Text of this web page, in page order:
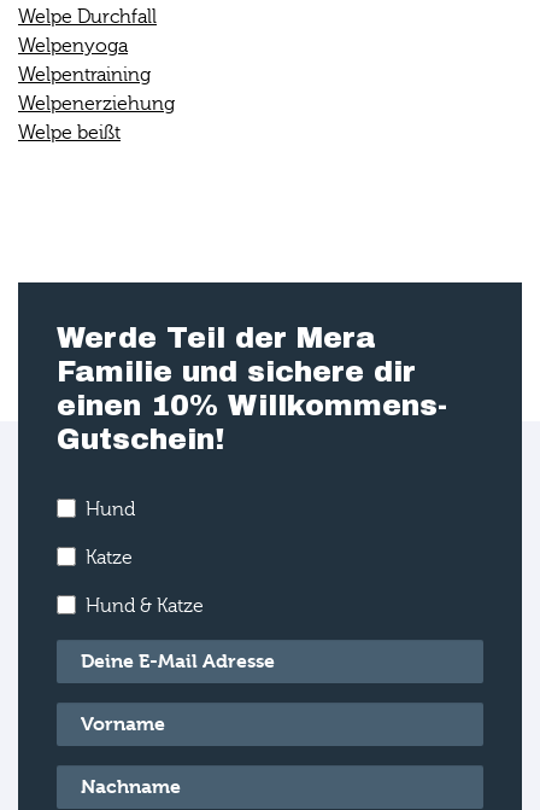
Welpe Durchfall
Welpenyoga
Welpentraining
Welpenerziehung
Welpe beißt
Werde Teil der Mera
Familie und sichere dir
einen 10% Willkommens-
Gutschein!
Hund
Katze
Hund & Katze
E-Mail*
Vorname*
Nachname*